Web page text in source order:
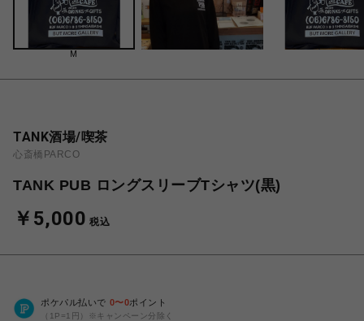
M
TANK酒場/喫茶
心斎橋PARCO
TANK PUB ロングスリーブTシャツ(黒)
￥5,000 税込
ポケパル払いで 0〜0ポイント
（1P=1円）※キャンペーン分除く